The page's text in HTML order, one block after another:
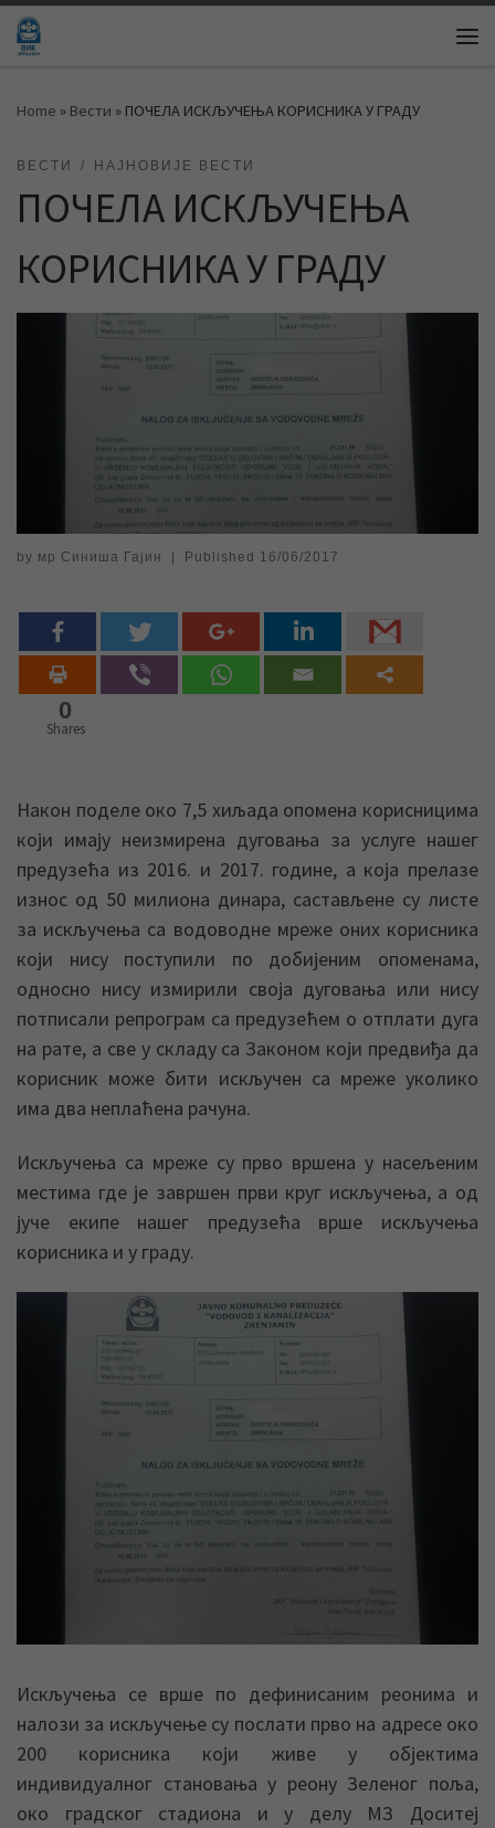
Skip to content
Home » Вести » ПОЧЕЛА ИСКЉУЧЕЊА КОРИСНИКА У ГРАДУ
ВЕСТИ НАЈНОВИЈЕ ВЕСТИ
ПОЧЕЛА ИСКЉУЧЕЊА
КОРИСНИКА У ГРАДУ
by мр Синиша Гајин Published 16/06/2017
0
Shares
Након поделе око 7,5 хиљада опомена корисницима
који имају неизмирена дуговања за услуге нашег
предузећа из 2016. и 2017. године, а која прелазе
износ од 50 милиона динара, састављене су листе
за искључења са водоводне мреже оних корисника
који нису поступили по добијеним опоменама,
односно нису измирили своја дуговања или нису
потписали репрограм са предузећем о отплати дуга
на рате, а све у складу са Законом који предвиђа да
корисник може бити искључен са мреже уколико
има два неплаћена рачуна.
Искључења са мреже су прво вршена у насељеним
местима где је завршен први круг искључења, а од
јуче екипе нашег предузећа врше искључења
корисника и у граду.
Искључења се врше по дефинисаним реонима и
налози за искључење су послати прво на адресе око
200 корисника који живе у објектима
индивидуалног становања у реону Зеленог поља,
око градског стадиона и у делу МЗ Доситеј